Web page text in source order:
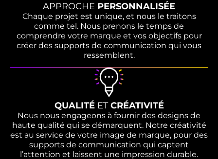
APPROCHE PERSONNALISÉE
Chaque projet est unique, et nous le traitons
comme tel. Nous prenons le temps de
comprendre votre marque et vos objectifs pour
créer des supports de communication qui vous
ressemblent.
QUALITÉETCRÉATIVITÉ
Nous nous engageons à fournir des designs de
haute qualité qui se démarquent. Notre créativité
est au service de votre image de marque, pour des
supports de communication qui captent
l’attention et laissent une impression durable.